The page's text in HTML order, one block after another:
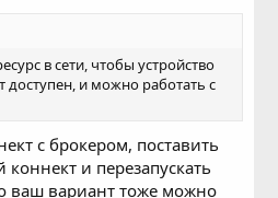
в сети, чтобы устройство
доступен, и можно работать с
с брокером, поставить
и перезапускать
ваш вариант тоже можно